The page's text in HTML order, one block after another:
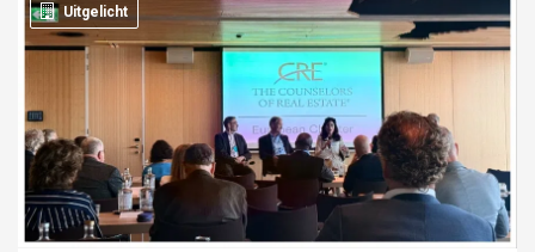
Uitgelicht